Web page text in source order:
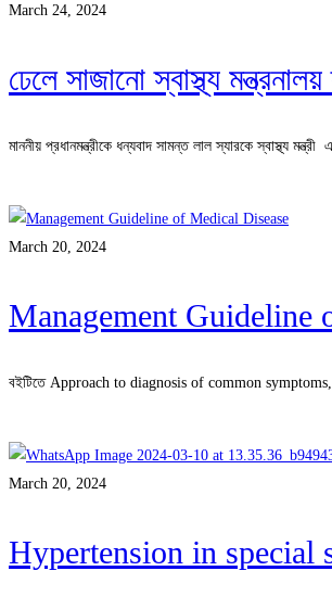
March 24, 2024
ঢেলে সাজানো স্বাস্থ্য
মাননীয় প্রধানমন্ত্রীকে ধন্যবাদ সামন্ত লাল স্যারকে স্বাস্থ্য
March 20, 2024
Management Guideline
বইটিতে Approach to diagnosis of common
March 20, 2024
Hypertension in special